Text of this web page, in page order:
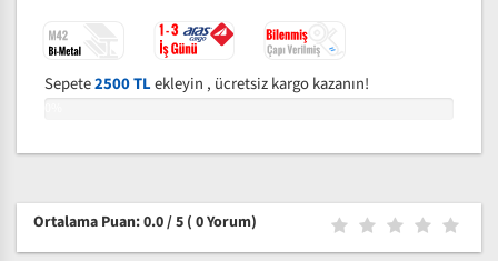
Sepete2500 TLekleyin , ücretsiz kargo kazanın!
Ortalama Puan: 0.0 / 5 ( 0 Yorum)